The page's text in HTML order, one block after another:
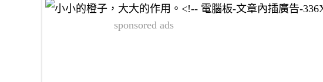
sponsored ads